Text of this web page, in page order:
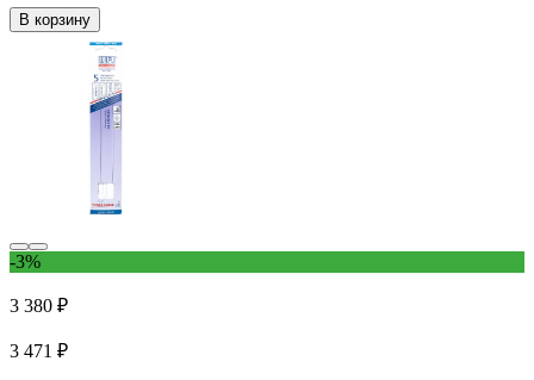
В корзину
-3%
3 380 ₽
3 471 ₽